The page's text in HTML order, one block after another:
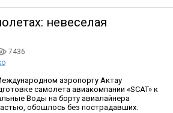
невеселая
7436
аэропорту Актау
самолета авиакомпании «SCAT» к
Воды на борту авиалайнера
обошлось без пострадавших.